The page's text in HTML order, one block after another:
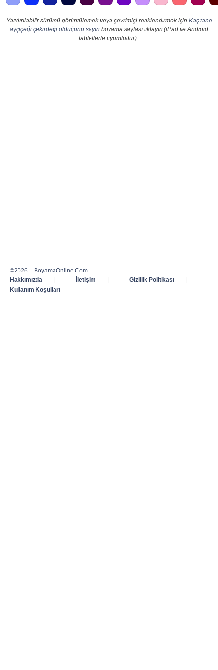
Yazdırılabilir sürümü görüntülemek veya çevrimiçi renklendirmek için Kaç tane
ayçiçeği çekirdeği olduğunu sayın boyama sayfası tıklayın (iPad ve Android
tabletlerle uyumludur).
©2026 – BoyamaOnline.Com
Hakkımızda
| İletişim | Gizlilik Politikası
|
Kullanım Koşulları